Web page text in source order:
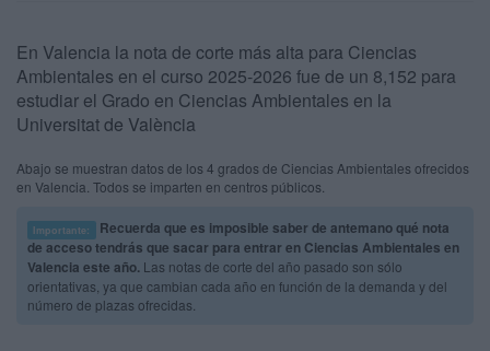
En Valencia la nota de corte más alta para Ciencias
Ambientales en el curso 2025-2026 fue de un 8,152 para
estudiar el Grado en Ciencias Ambientales en la
Universitat de València
Abajo se muestran datos de los 4 grados de Ciencias Ambientales ofrecidos
en Valencia. Todos se imparten en centros públicos.
Importante:
Recuerda que es imposible saber de antemano qué nota
de acceso tendrás que sacar para entrar en Ciencias Ambientales en
Valencia este año. Las notas de corte del año pasado son sólo
orientativas, ya que cambian cada año en función de la demanda y del
número de plazas ofrecidas.